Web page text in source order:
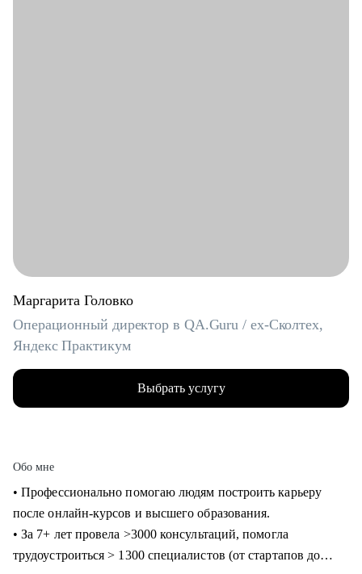
Маргарита Головко
Операционный директор в QA.Guru / ex-Сколтех,
Яндекс Практикум
Выбрать услугу
Обо мне
• Профессионально помогаю людям построить карьеру
после онлайн-курсов и высшего образования.
• За 7+ лет провела >3000 консультаций, помогла
трудоустроиться > 1300 специалистов (от стартапов до